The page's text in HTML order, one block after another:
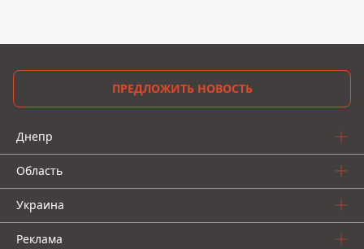
ПРЕДЛОЖИТЬ НОВОСТЬ
Днепр
Область
Украина
Реклама